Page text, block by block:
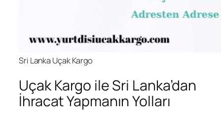
Sri Lanka Uçak Kargo
Uçak Kargo ile Sri Lanka’dan
İhracat Yapmanın Yolları